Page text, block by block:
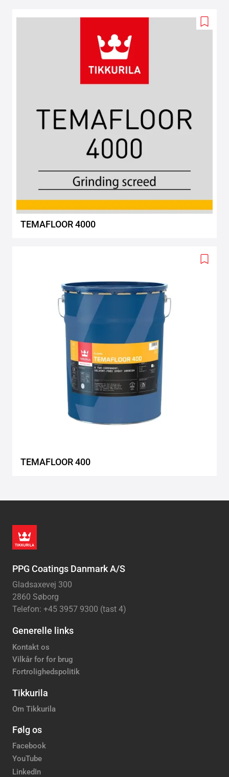
Add
TEMAFLOOR 4000
Add
TEMAFLOOR 400
PPG Coatings Danmark A/S
Gladsaxevej 300
2860 Søborg
Telefon: +45 3957 9300 (tast 4)
Generelle links
Kontakt os
Vilkår for for brug
Fortrolighedspolitik
Tikkurila
Om Tikkurila
Følg os
Facebook
YouTube
LinkedIn